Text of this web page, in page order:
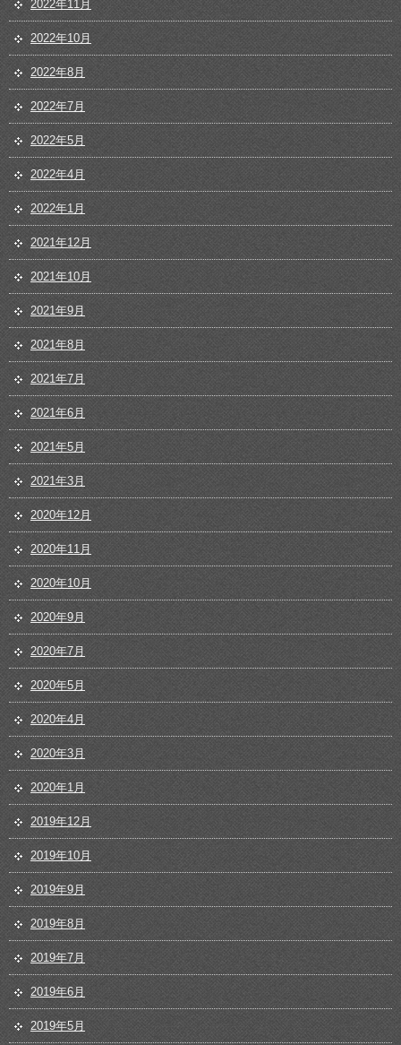
2022年11月
2022年10月
2022年8月
2022年7月
2022年5月
2022年4月
2022年1月
2021年12月
2021年10月
2021年9月
2021年8月
2021年7月
2021年6月
2021年5月
2021年3月
2020年12月
2020年11月
2020年10月
2020年9月
2020年7月
2020年5月
2020年4月
2020年3月
2020年1月
2019年12月
2019年10月
2019年9月
2019年8月
2019年7月
2019年6月
2019年5月